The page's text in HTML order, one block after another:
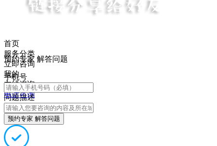
首页
服务分类
立即咨询
我的
在线咨询
电话咨询
预约专家 解答问题
手机号
问题描述
预约专家 解答问题